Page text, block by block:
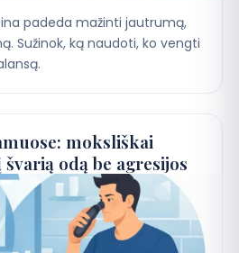
padeda mažinti jautrumą,
Sužinok, ką naudoti, ko vengti
moksliškai
odą be agresijos